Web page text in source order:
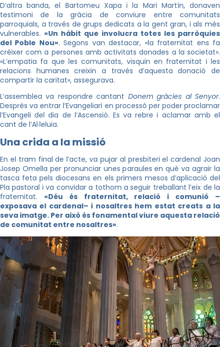
D’altra banda, el Bartomeu Xapa i la Mari Martín, donaven
testimoni de la gràcia de conviure entre comunitats
parroquials, a través de grups dedicats a la gent gran, i als més
vulnerables. «Un hàbit que involucra totes les parròquies
del Poble Nou». Segons van destacar, «la fraternitat ens fa
créixer com a persones amb activitats donades a la societat».
«L’empatia fa que les comunitats, visquin en fraternitat i les
relacions humanes creixin a través d’aquesta donació de
compartir la caritat», assegurava.
L’assemblea va respondre cantant Donem gràcies al Senyor.
Després va entrar l’Evangeliari en processó per poder proclamar
l’Evangeli del dia de l’Ascensió. Es va rebre i aclamar amb el
cant de l’Al·leluia.
Una crida a la missió
En el tram final de l’acte, va pujar al presbiteri el cardenal Joan
Josep Omella per pronunciar unes paraules en què va agrair la
tasca feta pels diocesans en els primers mesos d’aplicació del
Pla pastoral i va convidar a tothom a seguir treballant l’eix de la
fraternitat. «Déu és fraternitat, relació i comunió –
exposava el cardenal– i nosaltres hem estat creats a la
seva imatge. Per això és fonamental viure aquesta relació
de comunitat entre nosaltres».